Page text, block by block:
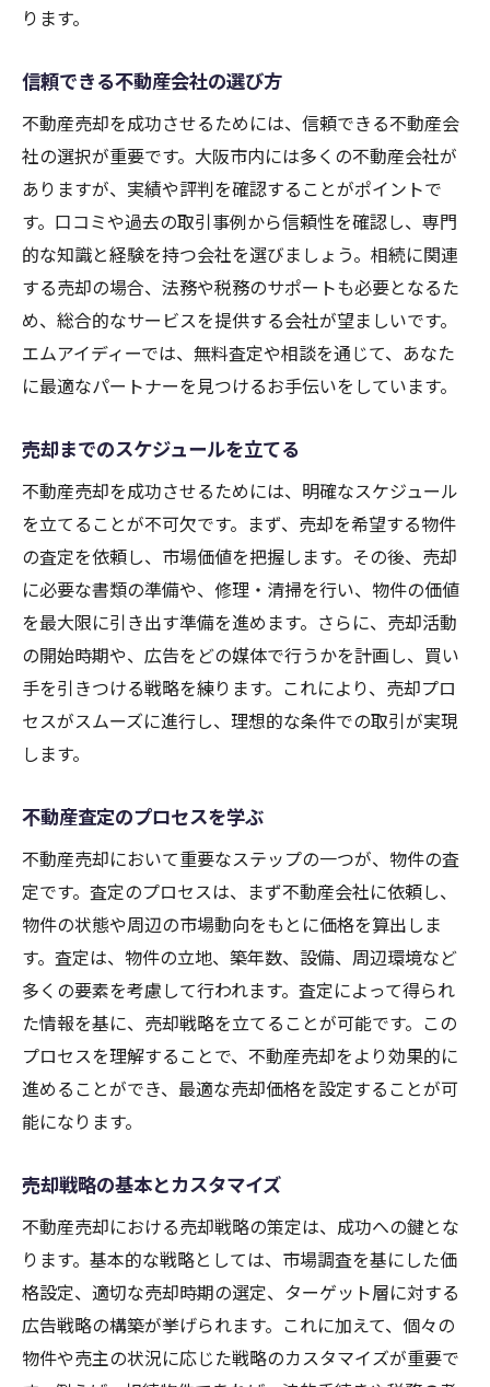
不動産売却に伴う相続税の計算
法律の最新動向と適用方法
相続不動産の売却で抱える不安を専門家が解消
相続人間の意見の違いと専門家の調整
売却後の税金負担を最小限にする方法
物件の査定と市場価値の理解
法的な争いを防ぐための準備
売却のための最適なタイミング選び
専門家が提供する安心のサポート体制
体例
資産活用の新しい可能性
大阪市の不動産市場動向とチャンス
売却による生活の変化と効果
成功事例から学ぶ売却のメリット
地域特性を活かした売却戦略
空き家問題の解決策と社会貢献
不動産売却の相談前に知っておくべき基礎知識
査定の種類とその使い分け
売却方法の違いと選び方
契約前に確認すべきポイント
相談時に用意しておくべき書類
大阪市で相続不動産を最適に売却するためのス
テップ
相続不動産の価値を最大化する方法
売却前に知っておくべき市場の動向
法律の適用と手続きの流れ
専門家のアドバイスを受けるタイミング
売却後の次のステップを考える
ります。
信頼できる不動産会社の選び方
不動産売却を成功させるためには、信頼できる不動産会
社の選択が重要です。大阪市内には多くの不動産会社が
ありますが、実績や評判を確認することがポイントで
す。口コミや過去の取引事例から信頼性を確認し、専門
的な知識と経験を持つ会社を選びましょう。相続に関連
する売却の場合、法務や税務のサポートも必要となるた
め、総合的なサービスを提供する会社が望ましいです。
エムアイディーでは、無料査定や相談を通じて、あなた
に最適なパートナーを見つけるお手伝いをしています。
売却までのスケジュールを立てる
不動産売却を成功させるためには、明確なスケジュール
を立てることが不可欠です。まず、売却を希望する物件
の査定を依頼し、市場価値を把握します。その後、売却
に必要な書類の準備や、修理・清掃を行い、物件の価値
を最大限に引き出す準備を進めます。さらに、売却活動
の開始時期や、広告をどの媒体で行うかを計画し、買い
手を引きつける戦略を練ります。これにより、売却プロ
セスがスムーズに進行し、理想的な条件での取引が実現
します。
不動産査定のプロセスを学ぶ
不動産売却において重要なステップの一つが、物件の査
定です。査定のプロセスは、まず不動産会社に依頼し、
物件の状態や周辺の市場動向をもとに価格を算出しま
す。査定は、物件の立地、築年数、設備、周辺環境など
多くの要素を考慮して行われます。査定によって得られ
た情報を基に、売却戦略を立てることが可能です。この
プロセスを理解することで、不動産売却をより効果的に
進めることができ、最適な売却価格を設定することが可
能になります。
売却戦略の基本とカスタマイズ
不動産売却における売却戦略の策定は、成功への鍵とな
ります。基本的な戦略としては、市場調査を基にした価
格設定、適切な売却時期の選定、ターゲット層に対する
広告戦略の構築が挙げられます。これに加えて、個々の
物件や売主の状況に応じた戦略のカスタマイズが重要で